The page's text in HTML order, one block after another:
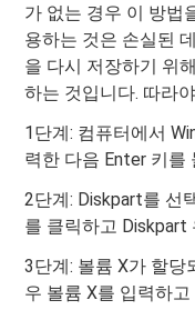
가 없는 경우 이 방법
용하는 것은 손실된
을 다시 저장하기 위
하는 것입니다. 따라
1단계: 컴퓨터에서
력한 다음 Enter 키를
2단계: Diskpart를 선
를 클릭하고 Diskpart
3단계: 볼륨 X가 할당
우 볼륨 X를 입력하